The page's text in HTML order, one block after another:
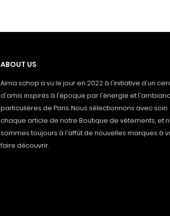
ABOUT US
Aima schop a vu le jour en 2022 à l'initiative d'un
d'amis inspirés à l'époque par l'énergie et
particulières de Paris. Nous sélectionnons avec soin
chaque article de notre Boutique de vêtements, et
sommes toujours à l'affût de nouvelles marques à
faire découvrir.